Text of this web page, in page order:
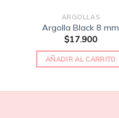
ARGOLLAS
Argolla Black 8 mm
$17.900
AÑADIR AL CARRITO